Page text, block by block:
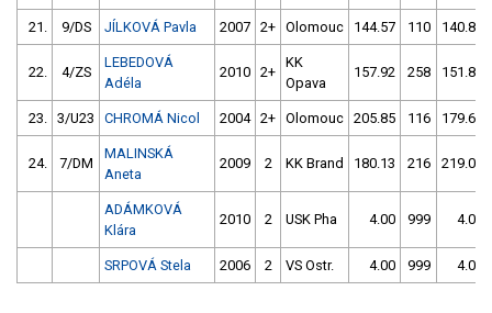
21. 9/DS JÍLKOVÁ Pavla 2007 2+ Olomouc 144.57 110 140.81
22. 4/ZS
LEBEDOVÁ
Adéla
2010 2+
KK
Opava
157.92 258 151.81
23. 3/U23 CHROMÁ Nicol 2004 2+ Olomouc 205.85 116 179.66
24. 7/DM
MALINSKÁ
Aneta
2009 2 KK Brand 180.13 216 219.04
ADÁMKOVÁ
Klára
2010 2 USK Pha 4.00 999 4.00
SRPOVÁ Stela 2006 2 VS Ostr. 4.00 999 4.00